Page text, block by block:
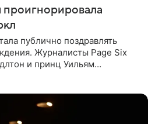
проигнорировала
публично поздравлять
Журналисты Page Six
и принц Уильям